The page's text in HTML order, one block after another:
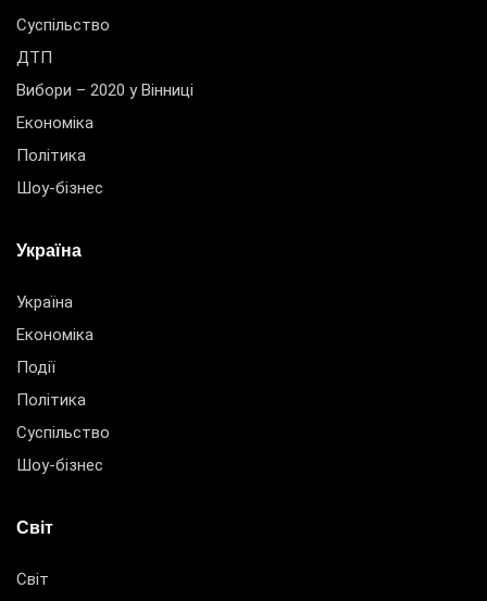
Суспільство
ДТП
Вибори – 2020 у Вінниці
Економіка
Політика
Шоу-бізнес
Україна
Україна
Економіка
Події
Політика
Суспільство
Шоу-бізнес
Світ
Світ